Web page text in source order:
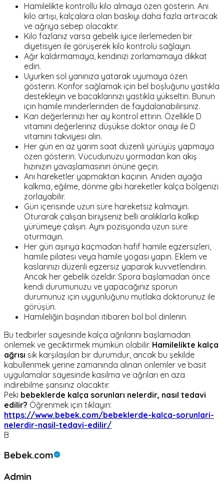
Hamilelikte kontrollü kilo almaya özen gösterin. Ani
kilo artışı, kalçalara olan baskıyı daha fazla artıracak
ve ağrıya sebep olacaktır.
Kilo fazlanız varsa gebelik iyice ilerlemeden bir
diyetisyen ile görüşerek kilo kontrolü sağlayın.
Ağır kaldırmamaya, kendinizi zorlamamaya dikkat
edin.
Uyurken sol yanınıza yatarak uyumaya özen
gösterin. Konfor sağlamak için bel boşluğunu yastıkla
destekleyin ve bacaklarınızı yastıkla yükseltin. Bunun
için hamile minderlerinden de faydalanabilirsiniz.
Kan değerlerinizi her ay kontrol ettirin. Özellikle D
vitamini değerleriniz düşükse doktor onayı ile D
vitamini takviyesi alın.
Her gün en az yarım saat düzenli yürüyüş yapmaya
özen gösterin. Vücudunuzu yormadan kan akış
hızınızın yavaşlamasının önüne geçin.
Ani hareketler yapmaktan kaçının. Aniden ayağa
kalkma, eğilme, dönme gibi hareketler kalça bölgenizi
zorlayabilir.
Gün içerisinde uzun süre hareketsiz kalmayın.
Oturarak çalışan biriyseniz belli aralıklarla kalkıp
yürümeye çalışın. Aynı pozisyonda uzun süre
oturmayın.
Her gün aşırıya kaçmadan hafif hamile egzersizleri,
hamile pilatesi veya hamile yogası yapın. Eklem ve
kaslarınızı düzenli egzersiz yaparak kuvvetlendirin.
Ancak her gebelik özeldir. Spora başlamadan önce
kendi durumunuzu ve yapacağınız sporun
durumunuz için uygunluğunu mutlaka doktorunuz ile
görüşün.
Hamileliğin başından itibaren bol bol dinlenin.
Bu tedbirler sayesinde kalça ağrılarını başlamadan
önlemek ve geciktirmek mümkün olabilir. Hamilelikte kalça
ağrısı sık karşılaşılan bir durumdur, ancak bu şekilde
kabullenmek yerine zamanında alınan önlemler ve basit
uygulamalar sayesinde kasılma ve ağrıları en aza
indirebilme şansınız olacaktır.
Peki bebeklerde kalça sorunları nelerdir, nasıl tedavi
edilir? Öğrenmek için tıklayın:
https://www.bebek.com/bebeklerde-kalca-sorunlari-
nelerdir-nasil-tedavi-edilir/
B
Bebek.com
Admin